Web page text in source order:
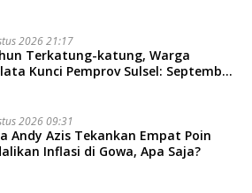
2026 21:17
Terkatung-katung, Warga
Kunci Pemprov Sulsel: September
2026 09:31
Andy Azis Tekankan Empat Poin
Inflasi di Gowa, Apa Saja?